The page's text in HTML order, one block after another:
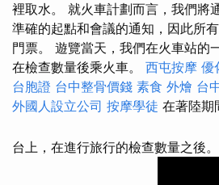
裡取水。 就火車計劃而言，我們將
準確的起點和會議的通知，因此所
門票。 遊覽當天，我們在火車站的
在檢查數量後乘火車。 西屯按摩 優
台胞證 台中整骨價錢 素食 外燴 台
外國人設立公司 按摩學徒 在著陸期
台上，在進行旅行的檢查數量之後。